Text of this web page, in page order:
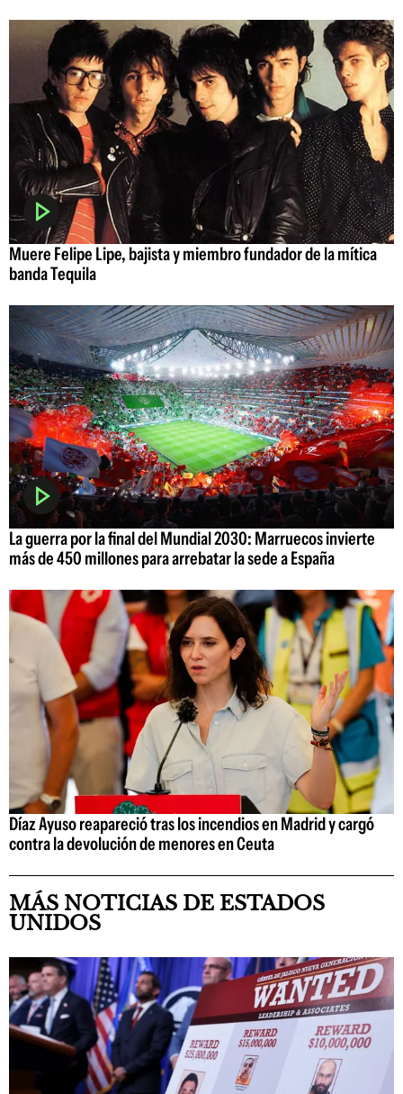
Muere Felipe Lipe, bajista y miembro fundador de la mítica
banda Tequila
La guerra por la final del Mundial 2030: Marruecos invierte
más de 450 millones para arrebatar la sede a España
Díaz Ayuso reapareció tras los incendios en Madrid y cargó
contra la devolución de menores en Ceuta
MÁS NOTICIAS DE ESTADOS
UNIDOS